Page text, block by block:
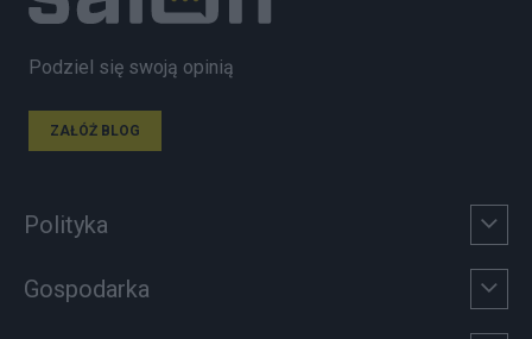
Podziel się swoją opinią
ZAŁÓŻ BLOG
Polityka
Gospodarka